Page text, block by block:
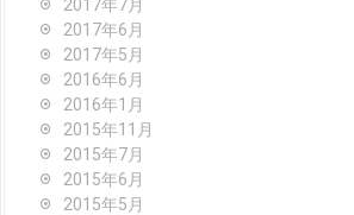
2017年7月
2017年6月
2017年5月
2016年6月
2016年1月
2015年11月
2015年7月
2015年6月
2015年5月